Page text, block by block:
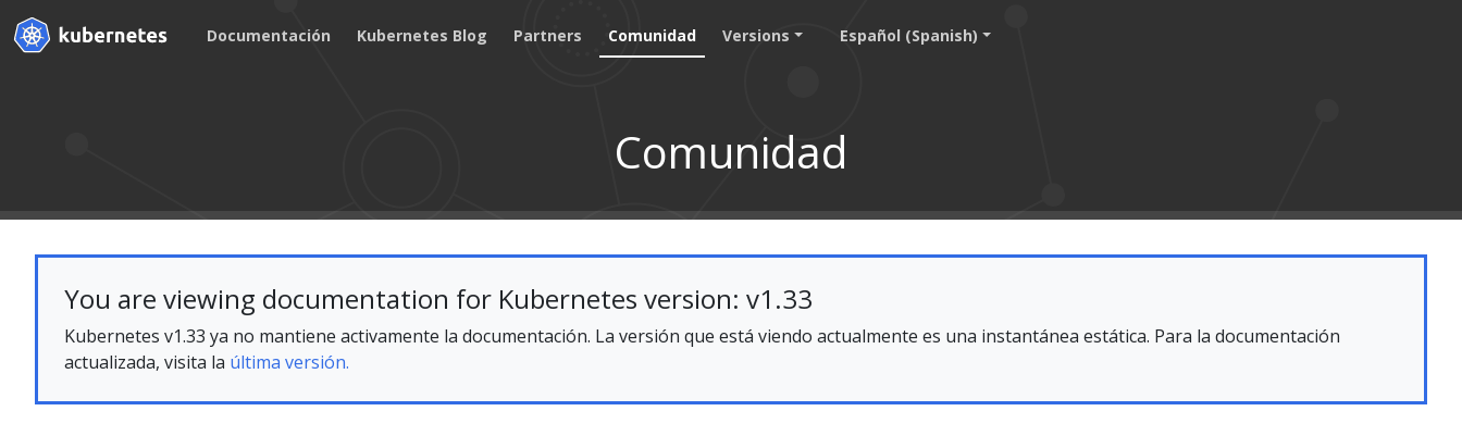
Documentación Kubernetes Blog Partners Comunidad Versions Español (Spanish)
Comunidad
You are viewing documentation for Kubernetes version: v1.33
Kubernetes v1.33 ya no mantiene activamente la documentación. La versión que está viendo actualmente es una instantánea estática. Para la documentación
actualizada, visita la última versión.